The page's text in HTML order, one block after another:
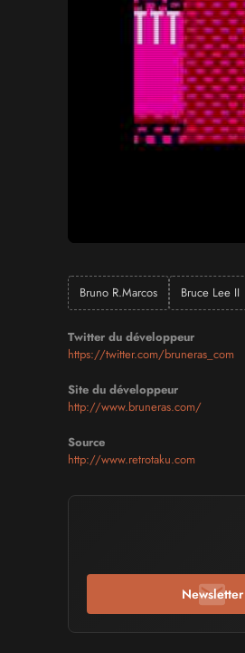
Bruno R.Marcos Bruce Lee II
Twitter du développeur
https://twitter.com/bruneras_com
Site du développeur
http://www.bruneras.com/
Source
http://www.retrotaku.com
Newsletter